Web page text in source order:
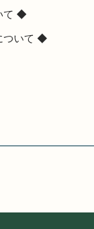
て ◆
ついて ◆